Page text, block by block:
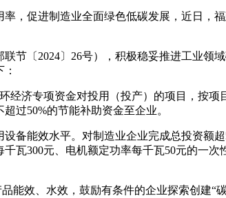
促进制造业全面绿色低碳发展，近日，
〔2024〕26号），积极稳妥推进工业领
济专项资金对投用（投产）的项目，按项
过50%的节能补助资金至企业。
能效水平。对制造业企业完成总投资额
瓦300元、电机额定功率每千瓦50元的一次
效、水效，鼓励有条件的企业探索创建“